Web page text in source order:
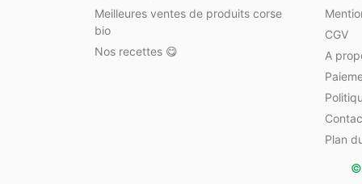
Meilleures ventes de produits corse
bio
Nos recettes 😋
CGV
A
Plan
©